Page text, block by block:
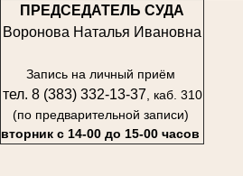
ПРЕДСЕДАТЕЛЬ СУДА
Воронова Наталья Ивановна
Запись на личный приём
тел. 8 (383) 332-13-37 , каб. 310
(по предварительной записи)
вторник с 14-00 до 15-00 часов